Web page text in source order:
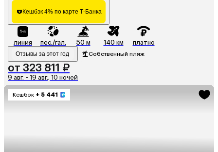
Кешбэк 4% по карте Т-Банка
линия пес./гал. 50 м 140 км платно
Отзывы за этот год Собственный пляж
от 323 811 ₽
9 авг. - 19 авг., 10 ночей
Кешбэк + 5 441